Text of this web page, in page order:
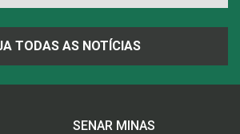
TODAS AS NOTÍCIAS
SENAR MINAS